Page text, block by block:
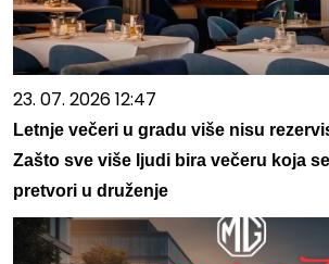
23. 07. 2026 12:47
Letnje večeri u gradu više nisu
Zašto sve više ljudi bira večeru koja
pretvori u druženje